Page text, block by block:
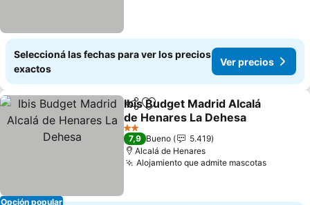
Seleccioná las fechas para ver los precios
exactos
Ver precios
Opción popular
CompartirAñadir a favoritos
Ibis Budget Madrid Alcalá
de Henares La Dehesa
Ver precios
2 Estrellas
7,9 Bueno
5.419
Alcalá de Henares
Alojamiento que admite mascotasVer